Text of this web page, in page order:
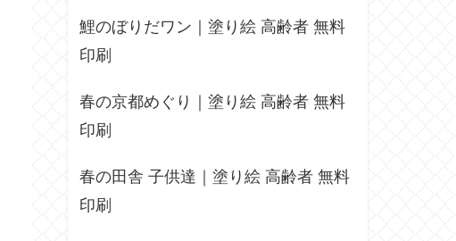
鯉のぼりだワン｜塗り絵 高齢者 無料
印刷
春の京都めぐり｜塗り絵 高齢者 無料
印刷
春の田舎 子供達｜塗り絵 高齢者 無料
印刷